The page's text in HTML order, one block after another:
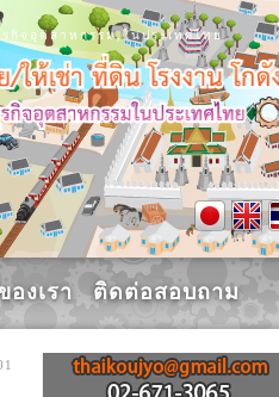
จอุตสาหกรรม,ในประเทศไทย
องเรา ติดต่อสอบถาม